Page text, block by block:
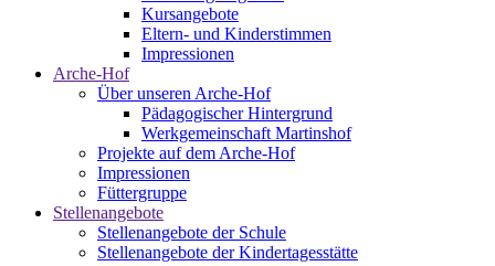
Kursangebote
Eltern- und Kinderstimmen
Impressionen
Arche-Hof
Über unseren Arche-Hof
Pädagogischer Hintergrund
Werkgemeinschaft Martinshof
Projekte auf dem Arche-Hof
Impressionen
Füttergruppe
Stellenangebote
Stellenangebote der Schule
Stellenangebote der Kindertagesstätte